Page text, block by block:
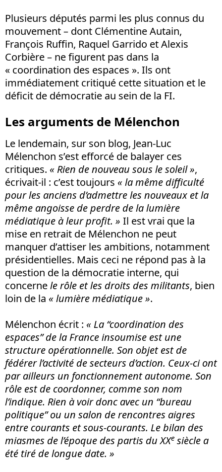
Plusieurs députés parmi les plus connus du
mouvement – dont Clémentine Autain,
François Ruffin, Raquel Garrido et Alexis
Corbière – ne figurent pas dans la
« coordination des espaces ». Ils ont
immédiatement critiqué cette situation et le
déficit de démocratie au sein de la FI.
Les arguments de Mélenchon
Le lendemain, sur son blog, Jean-Luc
Mélenchon s’est efforcé de balayer ces
critiques. « Rien de nouveau sous le soleil »,
écrivait-il : c’est toujours « la même difficulté
pour les anciens d’admettre les nouveaux et la
même angoisse de perdre de la lumière
médiatique à leur profit. » Il est vrai que la
mise en retrait de Mélenchon ne peut
manquer d’attiser les ambitions, notamment
présidentielles. Mais ceci ne répond pas à la
question de la démocratie interne, qui
concernele rôle et les droits des militants, bien
loin de la « lumière médiatique ».
Mélenchon écrit : « La “coordination des
espaces” de la France insoumise est une
structure opérationnelle. Son objet est de
fédérer l’activité de secteurs d’action. Ceux-ci ont
par ailleurs un fonctionnement autonome. Son
rôle est de coordonner, comme son nom
l’indique. Rien à voir donc avec un “bureau
politique” ou un salon de rencontres aigres
entre courants et sous-courants. Le bilan des
miasmes de l’époque des partis du XXe siècle a
été tiré de longue date. »